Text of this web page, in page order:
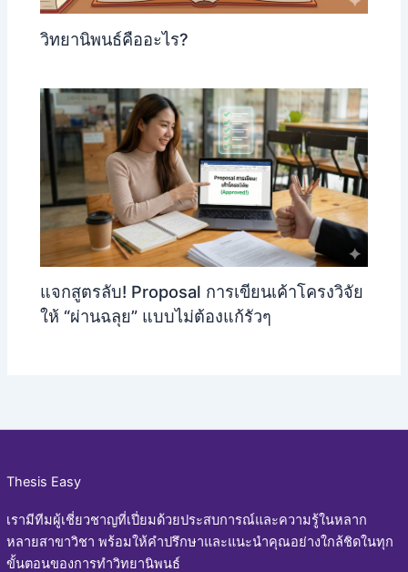
วิทยานิพนธ์คืออะไร?
แจกสูตรลับ! Proposal การเขียนเค้าโครงวิจัย
ให้ “ผ่านฉลุย” แบบไม่ต้องแก้รัวๆ
Thesis Easy
เรามีทีมผู้เชี่ยวชาญที่เปี่ยมด้วยประสบการณ์และความรู้ในหลาก
หลายสาขาวิชา พร้อมให้คำปรึกษาและแนะนำคุณอย่างใกล้ชิดในทุก
ขั้นตอนของการทำวิทยานิพนธ์